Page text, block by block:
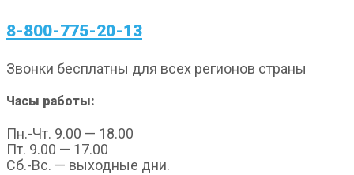
8-800-775-20-13
Звонки бесплатны для всех регионов страны
Часы работы:
Пн.-Чт. 9.00 — 18.00
Пт. 9.00 — 17.00
Сб.-Вс. — выходные дни.